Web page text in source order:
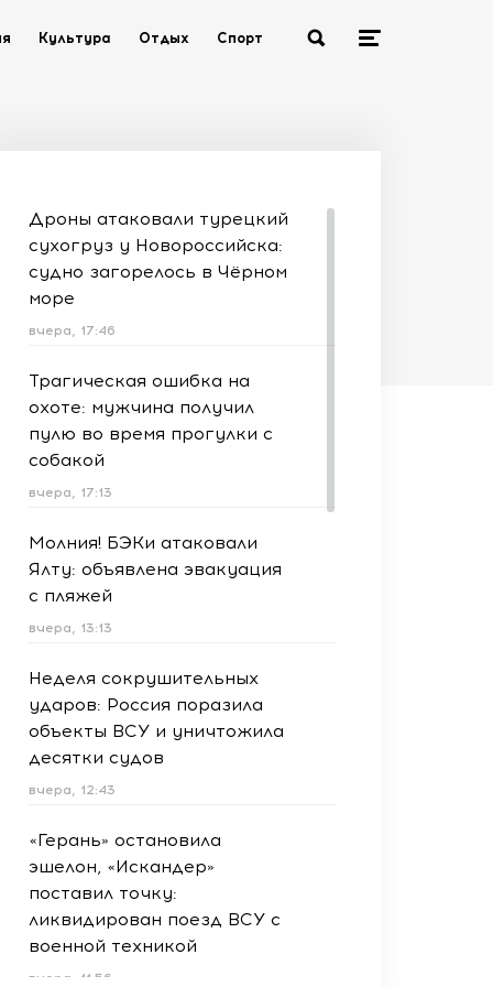
Культура Отдых Спорт
Дроны атаковали турецкий
сухогруз у Новороссийска:
судно загорелось в Чёрном
море
вчера, 17:46
Трагическая ошибка на
охоте: мужчина получил
пулю во время прогулки с
собакой
вчера, 17:13
Молния! БЭКи атаковали
Ялту: объявлена эвакуация
с пляжей
вчера, 13:13
Неделя сокрушительных
ударов: Россия поразила
объекты ВСУ и уничтожила
десятки судов
вчера, 12:43
«Герань» остановила
эшелон, «Искандер»
поставил точку:
ликвидирован поезд ВСУ с
военной техникой
вчера, 11:56